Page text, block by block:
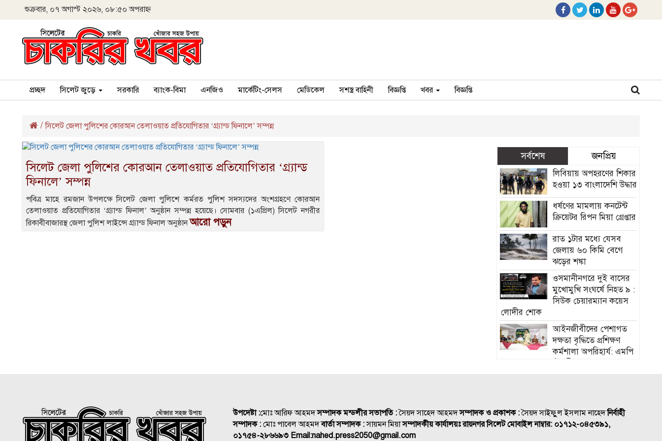
শুক্রবার, ০৭ অগাস্ট ২০২৬, ০৮:৫০ অপরাহ্ন
প্রচ্ছদ সিলেট জুড়ে সরকারি ব্যাংক-বিমা এনজিও মার্কেটিং-সেলস মেডিকেল সশস্ত্র বাহিনী বিজ্ঞপ্তি খবর বিজ্ঞপ্তি
/সিলেট জেলা পুলিশের কোরআন তেলাওয়াত প্রতিযোগিতার ‘গ্র্যান্ড ফিনালে’ সম্পন্ন
সিলেট জেলা পুলিশের কোরআন তেলাওয়াত প্রতিযোগিতার ‘গ্র্যান্ড
ফিনালে’ সম্পন্ন
পবিত্র মাহে রমজান উপলক্ষে সিলেট জেলা পুলিশে কর্মরত পুলিশ সদস্যদের অংশগ্রহণে কোরআন
তেলাওয়াত প্রতিযোগিতার ‘গ্র্যান্ড ফিনাল’ অনুষ্ঠান সম্পন্ন হয়েছে। সোমবার (১এপ্রিল) সিলেট নগরীর
রিকাবীবাজারস্থ জেলা পুলিশ লাইন্সে গ্র্যান্ড ফিনাল অনুষ্ঠানআরো পড়ুন
সর্বশেষ জনপ্রিয়
লিবিয়ায় অপহরণের শিকার
হওয়া ১৩ বাংলাদেশি উদ্ধার
ধর্ষণের মামলায় কনটেন্ট
ক্রিয়েটর রিপন মিয়া গ্রেপ্তার
রাত ১টার মধ্যে যেসব
জেলায় ৬০ কিমি বেগে
ঝড়ের শঙ্কা
ওসমানীনগরে দুই বাসের
মুখোমুখি সংঘর্ষে নিহত ৯ :
সিউক চেয়ারম্যান কয়েস
লোদীর শোক
‎আইনজীবীদের পেশাগত
দক্ষতা বৃদ্ধিতে প্রশিক্ষণ
কর্মশালা অপরিহার্য: এমপি
হামের উপসর্গে আরও ৩
শিশুর মৃত্যু
উপদেষ্টা :মোঃ আরিফ আহমদসম্পাদক মন্ডলীর সভাপতি :সৈয়দ সাহেদ আহমদসম্পাদক ও প্রকাশক :সৈয়দ সাইফুুল ইসলাম নাহেদনির্বাহী
সম্পাদক : মোঃ পাবেল আহমদবার্তা সম্পাদক :সায়মন মিয়াসম্পাদকীয় কার্যালয়ঃ রায়নগর সিলেটমোবাইল নাম্বার: ০১৭১২-০৪৫৩৯১,
০১৭৫৪-২৮৬৬৯৩ Email:nahed.press2050@gmail.com